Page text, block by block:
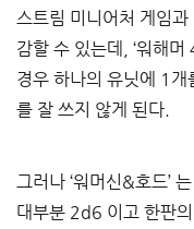
스트림 미니어처 게임과
감할 수 있는데
, ‘워해머
경우 하나의 유닛에 1 개
를 잘 쓰지 않게 된다.
그러나 ‘워머신&호드’
대부분 2d6 이고 한판